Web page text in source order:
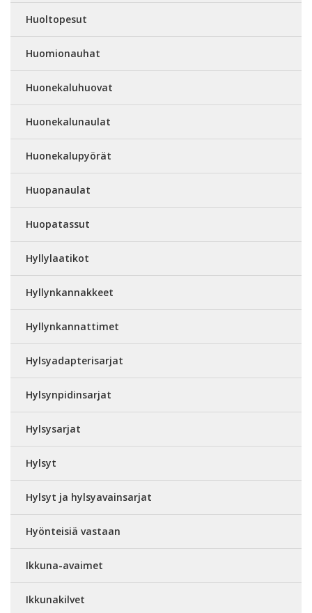
Huoltopesut
Huomionauhat
Huonekaluhuovat
Huonekalunaulat
Huonekalupyörät
Huopanaulat
Huopatassut
Hyllylaatikot
Hyllynkannakkeet
Hyllynkannattimet
Hylsyadapterisarjat
Hylsynpidinsarjat
Hylsysarjat
Hylsyt
Hylsyt ja hylsyavainsarjat
Hyönteisiä vastaan
Ikkuna-avaimet
Ikkunakilvet